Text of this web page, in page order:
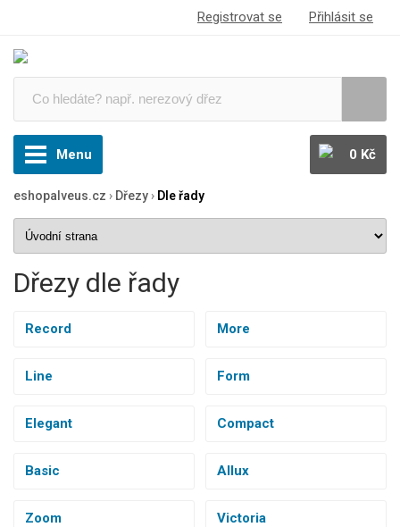
Registrovat se Přihlásit se
Menu 0 Kč
eshopalveus.cz › Dřezy› Dle řady
Dřezy dle řady
Record More
Line Form
Elegant Compact
Basic Allux
Zoom Victoria